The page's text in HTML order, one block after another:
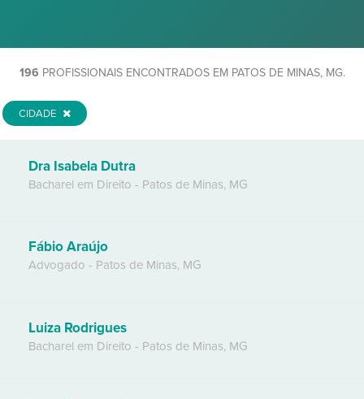
196 PROFISSIONAIS ENCONTRADOS EM PATOS DE MINAS, MG.
CIDADE
Dra Isabela Dutra
Bacharel em Direito - Patos de Minas, MG
Fábio Araújo
Advogado - Patos de Minas, MG
Luiza Rodrigues
Bacharel em Direito - Patos de Minas, MG